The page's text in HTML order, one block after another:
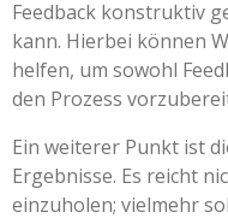
Feedback konstruktiv
kann. Hierbei können
helfen, um sowohl
den Prozess
Ein weiterer Punkt ist
Ergebnisse. Es reicht
einzuholen; vielmehr